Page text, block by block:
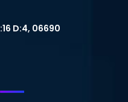
D:4, 06690